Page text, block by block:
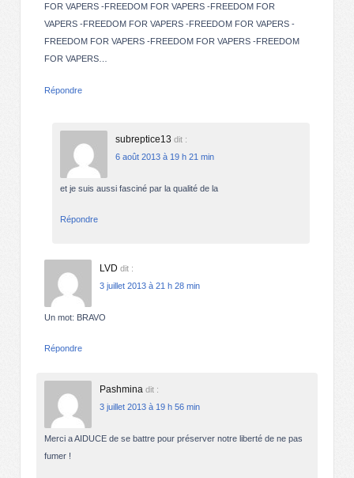
FOR VAPERS -FREEDOM FOR VAPERS -FREEDOM FOR
VAPERS -FREEDOM FOR VAPERS -FREEDOM FOR VAPERS -
FREEDOM FOR VAPERS -FREEDOM FOR VAPERS -FREEDOM
FOR VAPERS…
Répondre
subreptice13 dit :
6 août 2013 à 19 h 21 min
et je suis aussi fasciné par la qualité de la
Répondre
LVD dit :
3 juillet 2013 à 21 h 28 min
Un mot: BRAVO
Répondre
Pashmina dit :
3 juillet 2013 à 19 h 56 min
Merci a AIDUCE de se battre pour préserver notre liberté de ne pas
fumer !